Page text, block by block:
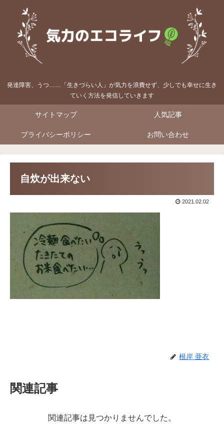
発達障害、うつ……「生きづらい人」が気力を浪費せず、少しでも幸せに生き
ていく方法を発信していきます
サイトマップ 人気記事
プライバシーポリシー お問い合わせ
自炊が出来ない
2021.02.02
根岸 亜衣
関連記事
関連記事は見つかりませんでした。